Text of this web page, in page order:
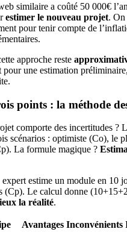
similaire a coûté 50 000€
estimer le nouveau projet. On
pour tenir compte de
approche reste
pour une estimation
points : la méthode
comporte des incertitudes ?
scénarios : optimiste (Co), le
La formule magique ?
estime un module en 10
(Cp). Le calcul donne
la réalité.
Avantages Inconvénients